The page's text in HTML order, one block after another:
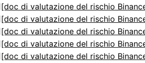
[doc di valutazione del rischio
[doc di valutazione del rischio
[doc di valutazione del rischio
[doc di valutazione del rischio
[doc di valutazione del rischio